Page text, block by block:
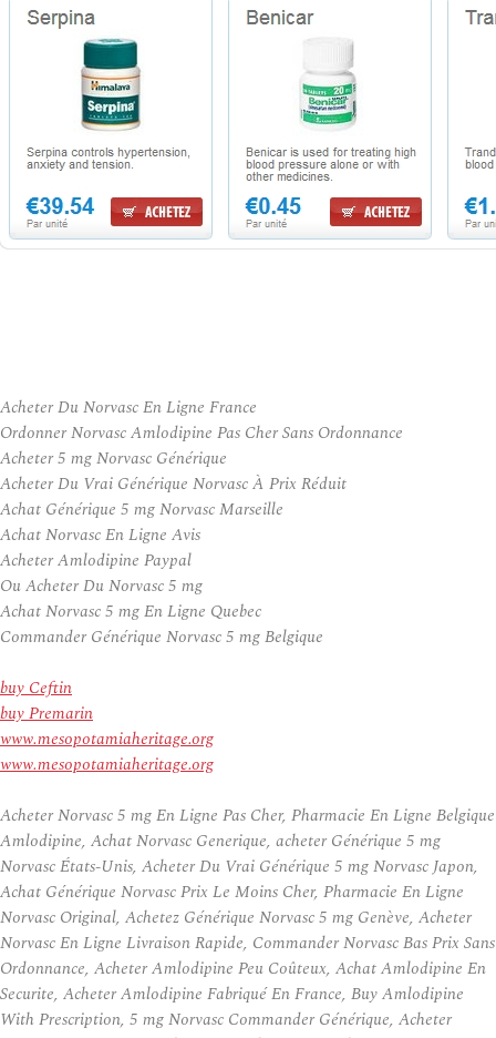
Acheter Du Norvasc En Ligne France
Ordonner Norvasc Amlodipine Pas Cher Sans Ordonnance
Acheter 5 mg Norvasc Générique
Acheter Du Vrai Générique Norvasc À Prix Réduit
Achat Générique 5 mg Norvasc Marseille
Achat Norvasc En Ligne Avis
Acheter Amlodipine Paypal
Ou Acheter Du Norvasc 5 mg
Achat Norvasc 5 mg En Ligne Quebec
Commander Générique Norvasc 5 mg Belgique
buy Ceftin
buy Premarin
www.mesopotamiaheritage.org
www.mesopotamiaheritage.org
Acheter Norvasc 5 mg En Ligne Pas Cher, Pharmacie En Ligne Belgique
Amlodipine, Achat Norvasc Generique, acheter Générique 5 mg
Norvasc États-Unis, Acheter Du Vrai Générique 5 mg Norvasc Japon,
Achat Générique Norvasc Prix Le Moins Cher, Pharmacie En Ligne
Norvasc Original, Achetez Générique Norvasc 5 mg Genève, Acheter
Norvasc En Ligne Livraison Rapide, Commander Norvasc Bas Prix Sans
Ordonnance, Acheter Amlodipine Peu Coûteux, Achat Amlodipine En
Securite, Acheter Amlodipine Fabriqué En France, Buy Amlodipine
With Prescription, 5 mg Norvasc Commander Générique, Acheter